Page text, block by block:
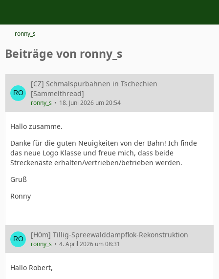
ronny_s
Beiträge von ronny_s
[CZ] Schmalspurbahnen in Tschechien
[Sammelthread]
ronny_s 18. Juni 2026 um 20:54
Hallo zusamme.
Danke für die guten Neuigkeiten von der Bahn! Ich finde
das neue Logo Klasse und freue mich, dass beide
Streckenäste erhalten/vertrieben/betrieben werden.
Gruß
Ronny
[H0m] Tillig-Spreewalddampflok-Rekonstruktion
ronny_s 4. April 2026 um 08:31
Hallo Robert,